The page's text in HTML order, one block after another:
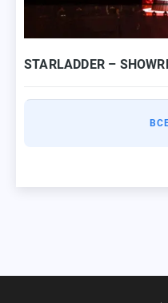
STARLADDER –